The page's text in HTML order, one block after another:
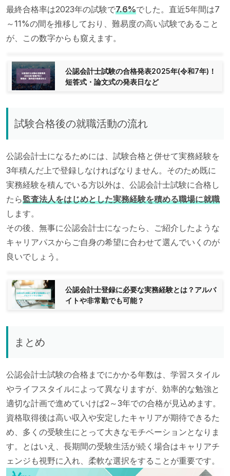
最終合格率は2023年の試験で7.6%でした。直近5年間は7
～11%の間を推移しており、難易度の高い試験であること
が、この数字からも窺えます。
公認会計士試験の合格発表2025年(令和7年)！
短答式・論文式の発表日など
試験合格後の就職活動の流れ
公認会計士になるためには、試験合格と併せて実務経験を
3年積んだ上で登録しなければなりません。そのため既に
実務経験を積んでいる方以外は、公認会計士試験に合格し
たら監査法人をはじめとした実務経験を積める職場に就職
します。
その後、無事に公認会計士になったら、ご紹介したような
キャリアパスからご自身の希望に合わせて選んでいくのが
良いでしょう。
公認会計士登録に必要な実務経験とは？アルバ
イトや非常勤でも可能？
まとめ
公認会計士試験の合格までにかかる年数は、学習スタイル
やライフスタイルによって異なりますが、効率的な勉強と
適切な計画で進めていけば2～3年での合格が見込めます。
資格取得後は高い収入や安定したキャリアが期待できるた
め、多くの受験生にとって大きなモチベーションとなりま
す。とはいえ、長期間の受験生活が続く場合はキャリアチ
ェンジも視野に入れ、柔軟な選択をすることが重要です。